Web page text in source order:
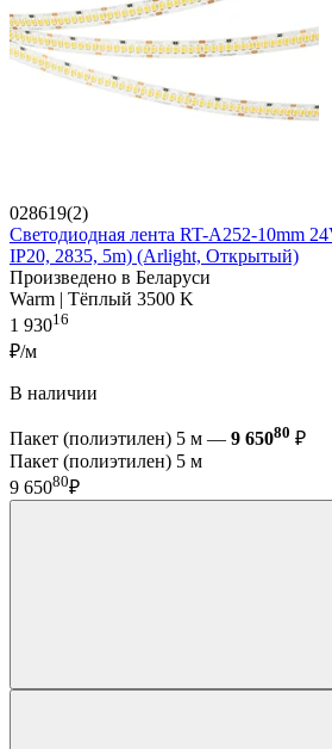
028619(2)
Светодиодная лента RT-A252-10mm
IP20, 2835, 5m) (Arlight, Открытый)
Произведено в Беларуси
Warm | Тёплый 3500 K
1 93016
₽/м
В наличии
Пакет (полиэтилен) 5 м — 9 65080 ₽
Пакет (полиэтилен) 5 м
9 65080₽